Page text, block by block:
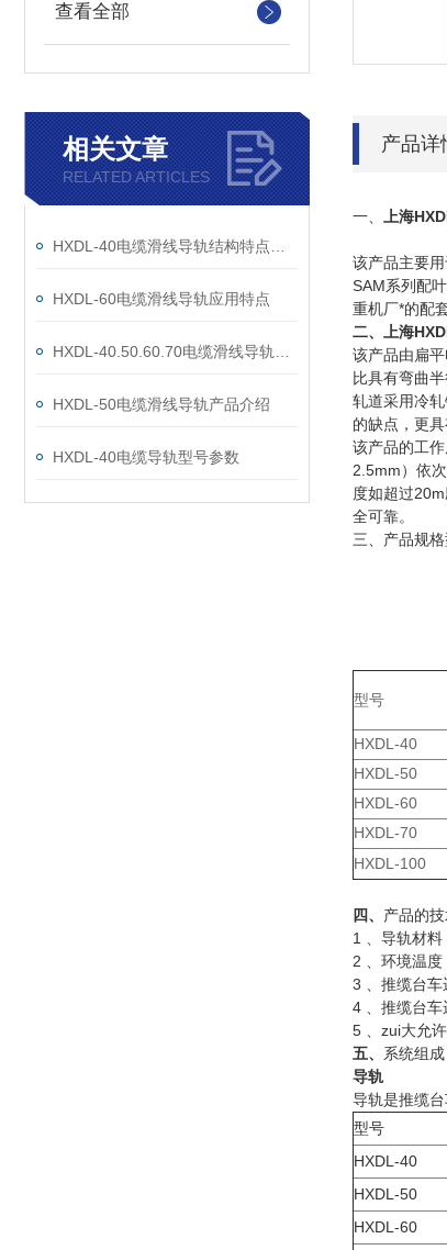
查看全部
相关文章
RELATED ARTICLES
HXDL-60电缆滑线导轨应用特点
HXDL-50电缆滑线导轨产品介绍
HXDL-40电缆导轨型号参数
产品详
一、 上海
该产品主要
SAM系列配
重机厂*的配
二、上海
该产品由扁
比具有弯曲
轧道采用冷
的缺点，更
该产品的工
2.5mm）依
度如超过
全可靠。
三、 产品规
型号
HXDL-40
HXDL-50
HXDL-60
HXDL-70
HXDL-100
四、 产品的
1 、导轨材料
2 、环境温
3 、推缆台
4 、推缆台
5 、zui大允
五、 系统组成
导轨
导轨是推缆
型号
HXDL-40
HXDL-50
HXDL-60